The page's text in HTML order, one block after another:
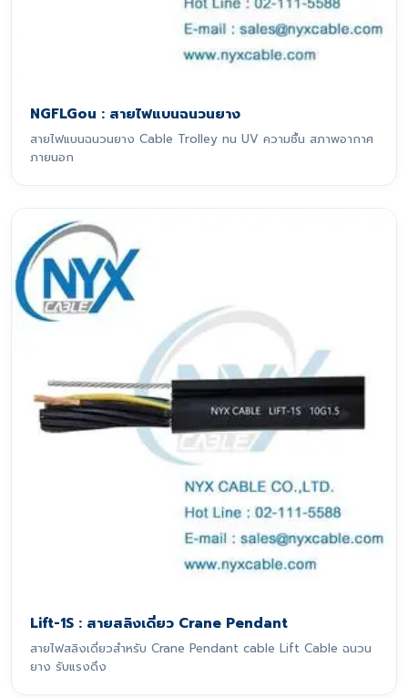
NGFLGou : สายไฟแบนฉนวนยาง
สายไฟแบนฉนวนยาง Cable Trolley ทน UV ความชื้น สภาพอากาศ
ภายนอก
Lift-1S : สายสลิงเดี่ยว Crane Pendant
สายไฟสลิงเดี่ยวสำหรับ Crane Pendant cable Lift Cable ฉนวน
ยาง รับแรงดึง